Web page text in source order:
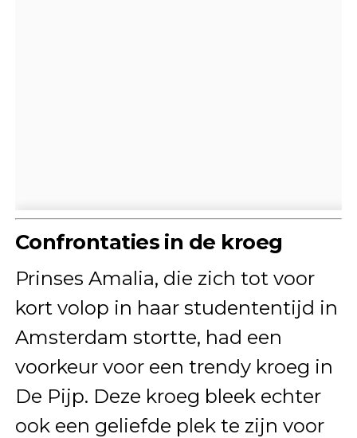
Confrontaties in de kroeg
Prinses Amalia, die zich tot voor
kort volop in haar studententijd in
Amsterdam stortte, had een
voorkeur voor een trendy kroeg in
De Pijp. Deze kroeg bleek echter
ook een geliefde plek te zijn voor